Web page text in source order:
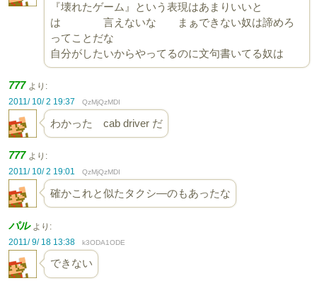
『壊れたゲーム』という表現はあまりいいと
は 言えないな まぁできない奴は諦めろ
ってことだな
自分がしたいからやってるのに文句書いてる奴は
777 より:
2011/ 10/ 2 19:37
QzMjQzMDI
わかった cab driver だ
777 より:
2011/ 10/ 2 19:01
QzMjQzMDI
確かこれと似たタクシ―のもあったな
パル より:
2011/ 9/ 18 13:38
k3ODA1ODE
できない